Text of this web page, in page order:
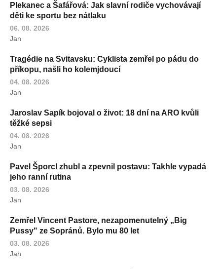
Plekanec a Šafářová: Jak slavní rodiče vychovávají
děti ke sportu bez nátlaku
06. 08. 2026
Jan
Tragédie na Svitavsku: Cyklista zemřel po pádu do
příkopu, našli ho kolemjdoucí
04. 08. 2026
Jan
Jaroslav Sapík bojoval o život: 18 dní na ARO kvůli
těžké sepsi
04. 08. 2026
Jan
Pavel Šporcl zhubl a zpevnil postavu: Takhle vypadá
jeho ranní rutina
03. 08. 2026
Jan
Zemřel Vincent Pastore, nezapomenutelný „Big
Pussy" ze Sopránů. Bylo mu 80 let
03. 08. 2026
Jan